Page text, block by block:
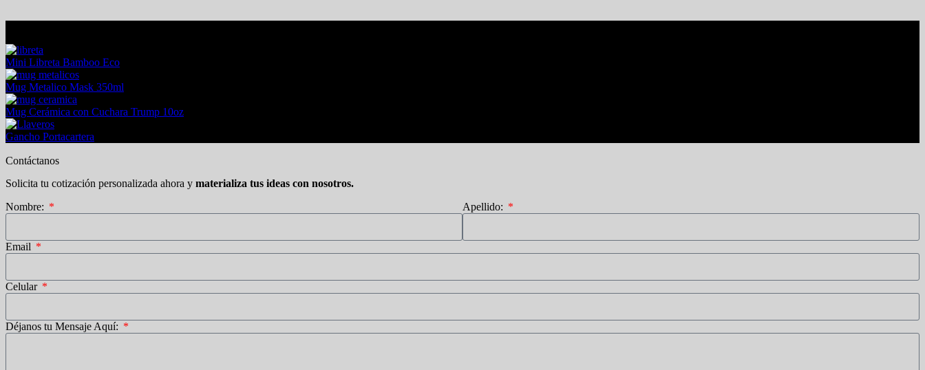
Mini Libreta Bamboo Eco
Mug Metalico Mask 350ml
Mug Cerámica con Cuchara Trump 10oz
Gancho Portacartera
Contáctanos
Solicita tu cotización personalizada ahora y materializa tus ideas con nosotros.
Nombre:
Apellido:
Email
Celular
Déjanos tu Mensaje Aquí: